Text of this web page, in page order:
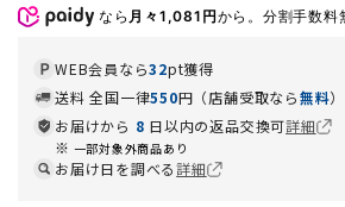
なら 月々1,081円から。分割手数料
WEB会員なら32pt獲得
送料 全国一律550円（店舗受取なら無料）
お届けから 8 日以内の返品交換可詳細
一部対象外商品あり
お届け日を調べる詳細